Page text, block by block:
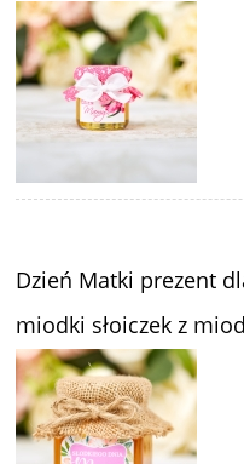
Dzień Matki prezent
miodki słoiczek z